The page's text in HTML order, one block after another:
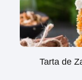
Tarta de